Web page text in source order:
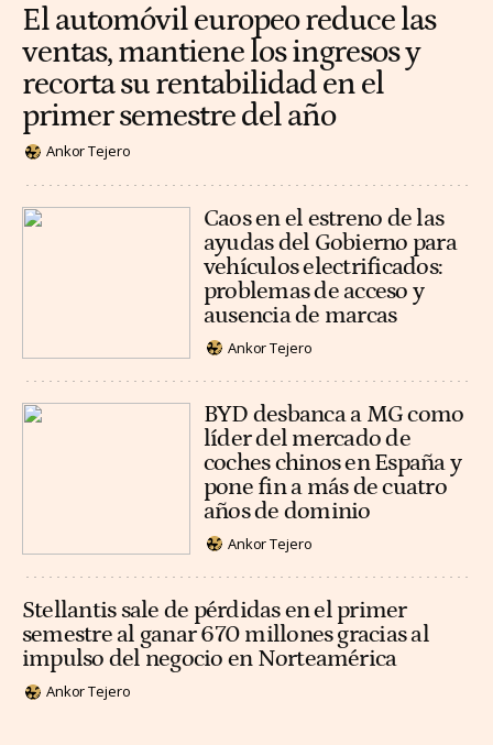
El automóvil europeo reduce las
ventas, mantiene los ingresos y
recorta su rentabilidad en el
primer semestre del año
Ankor Tejero
Caos en el estreno de las
ayudas del Gobierno para
vehículos electrificados:
problemas de acceso y
ausencia de marcas
Ankor Tejero
BYD desbanca a MG como
líder del mercado de
coches chinos en España y
pone fin a más de cuatro
años de dominio
Ankor Tejero
Stellantis sale de pérdidas en el primer
semestre al ganar 670 millones gracias al
impulso del negocio en Norteamérica
Ankor Tejero